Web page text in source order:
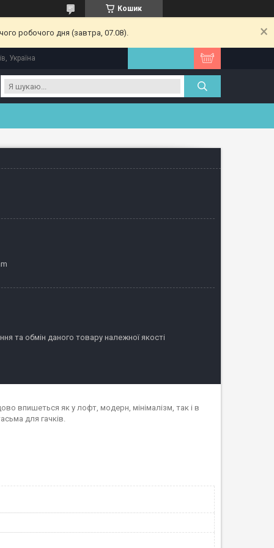
Кошик
робочого дня (завтра, 07.08).
Україна
та обмін даного товару належної якості
впишеться як у лофт, модерн, мінімалізм, так і в
для гачків.